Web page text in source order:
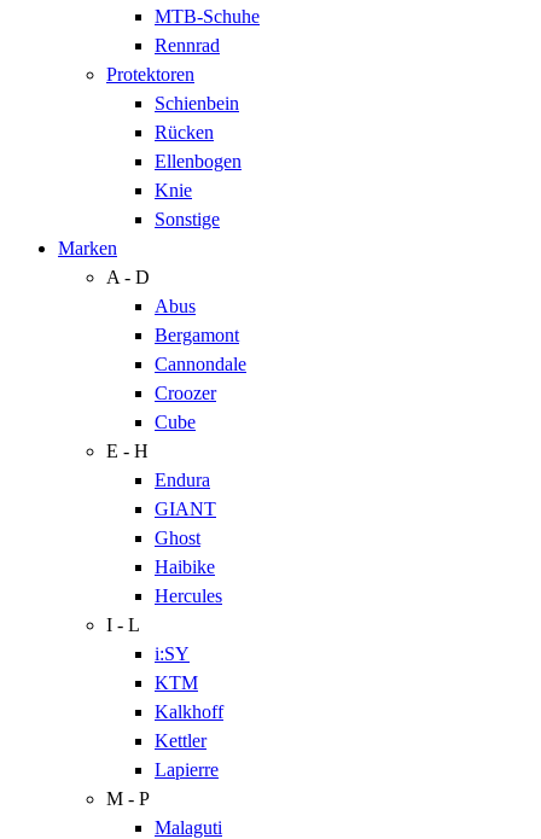
MTB-Schuhe
Rennrad
Protektoren
Schienbein
Rücken
Ellenbogen
Knie
Sonstige
Marken
A - D
Abus
Bergamont
Cannondale
Croozer
Cube
E - H
Endura
GIANT
Ghost
Haibike
Hercules
I - L
i:SY
KTM
Kalkhoff
Kettler
Lapierre
M - P
Malaguti